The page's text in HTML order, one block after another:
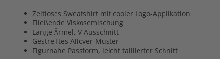
Zeitloses Sweatshirt mit cooler Logo-Applikation
Fließende Viskosemischung
Lange Ärmel, V-Ausschnitt
Gestreiftes Allover-Muster
Figurnahe Passform, leicht taillierter Schnitt